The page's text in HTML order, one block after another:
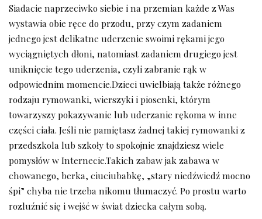
Siadacie naprzeciwko siebie i na przemian każde z Was
wystawia obie ręce do przodu, przy czym zadaniem
jednego jest delikatne uderzenie swoimi rękami jego
wyciągniętych dłoni, natomiast zadaniem drugiego jest
uniknięcie tego uderzenia, czyli zabranie rąk w
odpowiednim momencie.Dzieci uwielbiają także różnego
rodzaju rymowanki, wierszyki i piosenki, którym
towarzyszy pokazywanie lub uderzanie rękoma w inne
części ciała. Jeśli nie pamiętasz żadnej takiej rymowanki z
przedszkola lub szkoły to spokojnie znajdziesz wiele
pomysłów w Internecie.Takich zabaw jak zabawa w
chowanego, berka, ciuciubabkę, „stary niedźwiedź mocno
śpi” chyba nie trzeba nikomu tłumaczyć. Po prostu warto
rozluźnić się i wejść w świat dziecka całym sobą.